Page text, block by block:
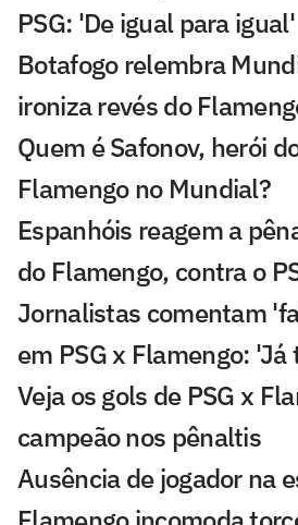
PSG: 'De igual para igual'
Botafogo relembra
ironiza revés do
Quem é Safonov, herói
Flamengo no Mundial?
Espanhóis reagem a
do Flamengo, contra o
Jornalistas comentam
em PSG x Flamengo: 'Já
Veja os gols de PSG x
campeão nos pênaltis
Ausência de jogador na